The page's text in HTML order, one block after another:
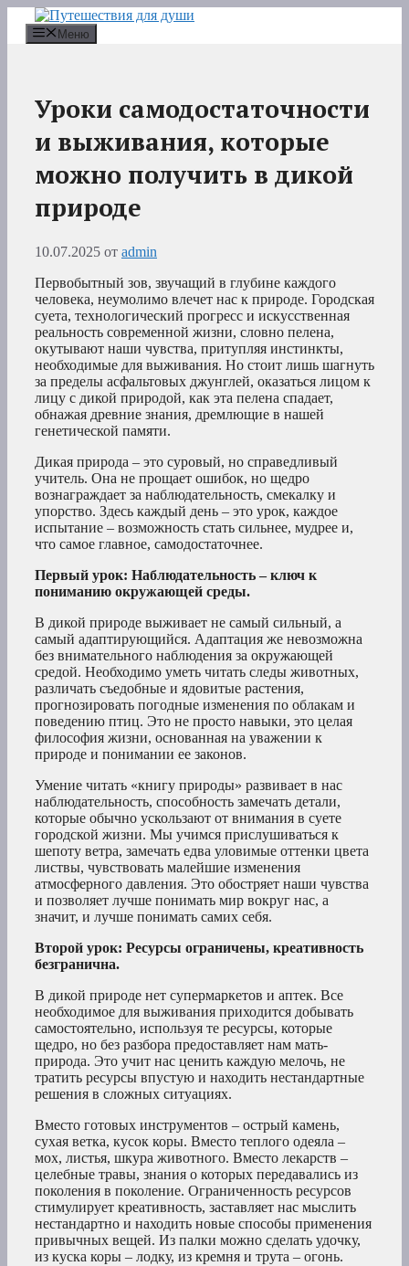
Перейти
содержимому
Меню
Уроки самодостаточности
и выживания, которые
можно получить в дикой
природе
10.07.2025 от admin
Первобытный зов, звучащий в глубине каждого
человека, неумолимо влечет нас к природе. Городская
суета, технологический прогресс и искусственная
реальность современной жизни, словно пелена,
окутывают наши чувства, притупляя инстинкты,
необходимые для выживания. Но стоит лишь шагнуть
за пределы асфальтовых джунглей, оказаться лицом к
лицу с дикой природой, как эта пелена спадает,
обнажая древние знания, дремлющие в нашей
генетической памяти.
Дикая природа – это суровый, но справедливый
учитель. Она не прощает ошибок, но щедро
вознаграждает за наблюдательность, смекалку и
упорство. Здесь каждый день – это урок, каждое
испытание – возможность стать сильнее, мудрее и,
что самое главное, самодостаточнее.
Первый урок: Наблюдательность – ключ к
пониманию окружающей среды.
В дикой природе выживает не самый сильный, а
самый адаптирующийся. Адаптация же невозможна
без внимательного наблюдения за окружающей
средой. Необходимо уметь читать следы животных,
различать съедобные и ядовитые растения,
прогнозировать погодные изменения по облакам и
поведению птиц. Это не просто навыки, это целая
философия жизни, основанная на уважении к
природе и понимании ее законов.
Умение читать «книгу природы» развивает в нас
наблюдательность, способность замечать детали,
которые обычно ускользают от внимания в суете
городской жизни. Мы учимся прислушиваться к
шепоту ветра, замечать едва уловимые оттенки цвета
листвы, чувствовать малейшие изменения
атмосферного давления. Это обостряет наши чувства
и позволяет лучше понимать мир вокруг нас, а
значит, и лучше понимать самих себя.
Второй урок: Ресурсы ограничены, креативность
безгранична.
В дикой природе нет супермаркетов и аптек. Все
необходимое для выживания приходится добывать
самостоятельно, используя те ресурсы, которые
щедро, но без разбора предоставляет нам мать-
природа. Это учит нас ценить каждую мелочь, не
тратить ресурсы впустую и находить нестандартные
решения в сложных ситуациях.
Вместо готовых инструментов – острый камень,
сухая ветка, кусок коры. Вместо теплого одеяла –
мох, листья, шкура животного. Вместо лекарств –
целебные травы, знания о которых передавались из
поколения в поколение. Ограниченность ресурсов
стимулирует креативность, заставляет нас мыслить
нестандартно и находить новые способы применения
привычных вещей. Из палки можно сделать удочку,
из куска коры – лодку, из кремня и трута – огонь.